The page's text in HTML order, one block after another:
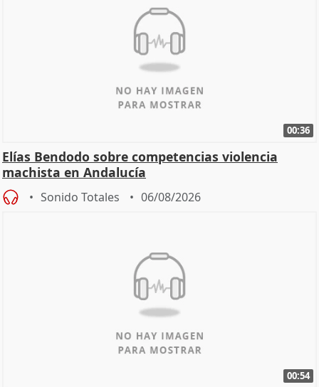
00:36
Elías Bendodo sobre competencias violencia
machista en Andalucía
Sonido Totales 06/08/2026
00:54